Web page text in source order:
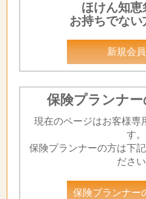
ほけん知恵
お持ちでない
新規会
保険プランナ
現在のページはお客様専
す。
保険プランナーの方は下
ださい
保険プランナー